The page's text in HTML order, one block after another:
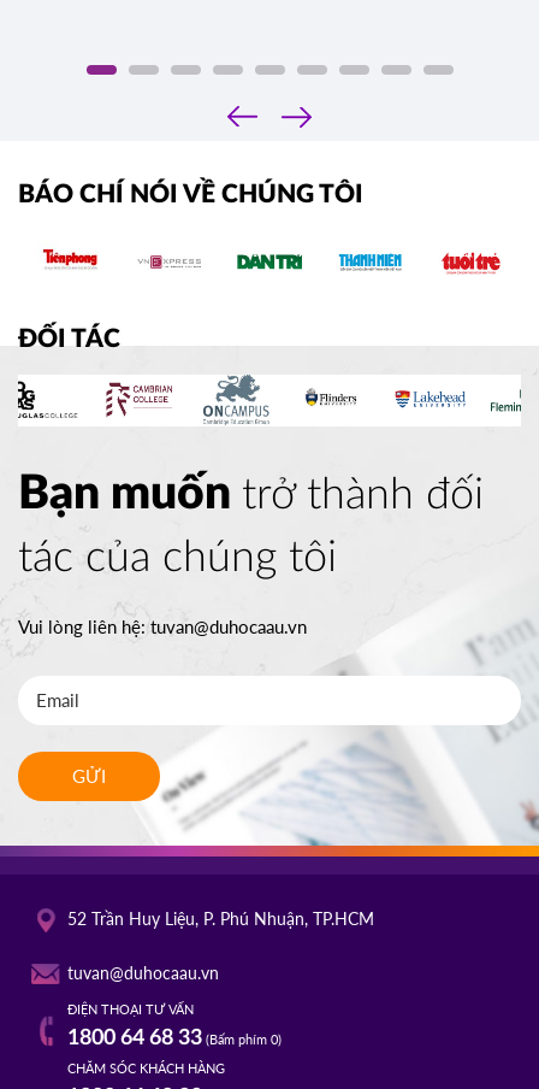
‹
›
BÁO CHÍ NÓI VỀ CHÚNG TÔI
ĐỐI TÁC
Bạn muốn trở thành đối
tác của chúng tôi
Vui lòng liên hệ:tuvan@duhocaau.vn
GỬI
52 Trần Huy Liệu, P. Phú Nhuận, TP.HCM
tuvan@duhocaau.vn
ĐIỆN THOẠI TƯ VẤN
1800 64 68 33(Bấm phím 0)
CHĂM SÓC KHÁCH HÀNG